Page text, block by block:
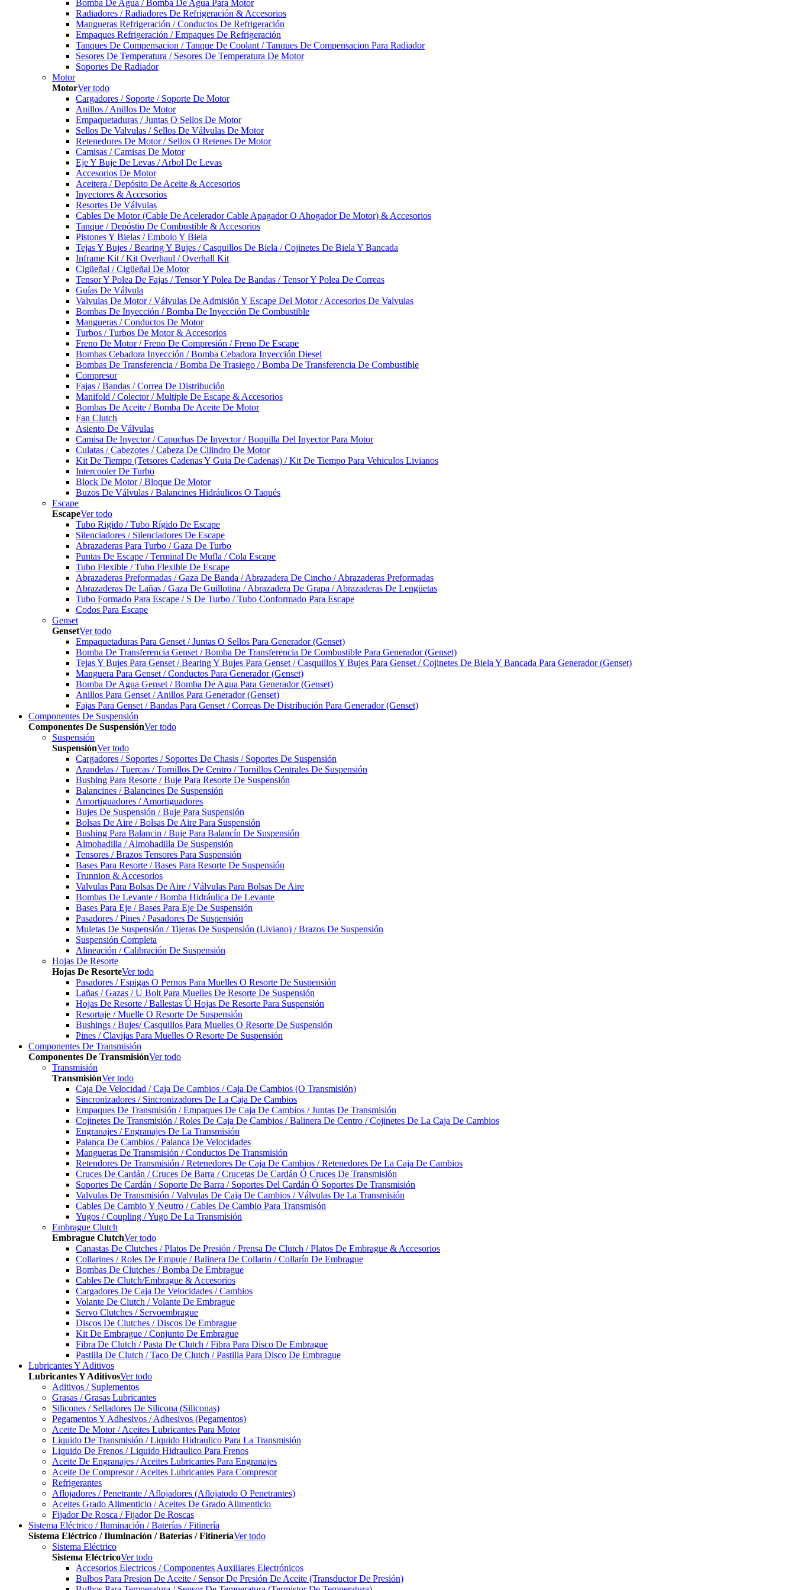
Bomba De Agua / Bomba De Agua Para Motor
Radiadores / Radiadores De Refrigeración & Accesorios
Mangueras Refrigeración / Conductos De Refrigeración
Empaques Refrigeración / Empaques De Refrigeración
Tanques De Compensacion / Tanque De Coolant / Tanques De Compensacion Para Radiador
Sesores De Temperatura / Sesores De Temperatura De Motor
Soportes De Radiador
Motor
MotorVer todo
Cargadores / Soporte / Soporte De Motor
Anillos / Anillos De Motor
Empaquetaduras / Juntas O Sellos De Motor
Sellos De Valvulas / Sellos De Válvulas De Motor
Retenedores De Motor / Sellos O Retenes De Motor
Camisas / Camisas De Motor
Eje Y Buje De Levas / Arbol De Levas
Accesorios De Motor
Aceitera / Depósito De Aceite & Accesorios
Inyectores & Accesorios
Resortes De Válvulas
Cables De Motor (Cable De Acelerador Cable Apagador O Ahogador De Motor) & Accesorios
Tanque / Depóstio De Combustible & Accesorios
Pistones Y Bielas / Embolo Y Biela
Tejas Y Bujes / Bearing Y Bujes / Casquillos De Biela / Cojinetes De Biela Y Bancada
Inframe Kit / Kit Overhaul / Overhall Kit
Cigüeñal / Cigüeñal De Motor
Tensor Y Polea De Fajas / Tensor Y Polea De Bandas / Tensor Y Polea De Correas
Guías De Válvula
Valvulas De Motor / Válvulas De Admisión Y Escape Del Motor / Accesorios De Valvulas
Bombas De Inyección / Bomba De Inyección De Combustible
Mangueras / Conductos De Motor
Turbos / Turbos De Motor & Accesorios
Freno De Motor / Freno De Compresión / Freno De Escape
Bombas Cebadora Inyección / Bomba Cebadora Inyección Diesel
Bombas De Transferencia / Bomba De Trasiego / Bomba De Transferencia De Combustible
Compresor
Fajas / Bandas / Correa De Distribución
Manifold / Colector / Multiple De Escape & Accesorios
Bombas De Aceite / Bomba De Aceite De Motor
Fan Clutch
Asiento De Válvulas
Camisa De Inyector / Capuchas De Inyector / Boquilla Del Inyector Para Motor
Culatas / Cabezotes / Cabeza De Cilindro De Motor
Kit De Tiempo (Tetsores Cadenas Y Guia De Cadenas) / Kit De Tiempo Para Vehiculos Livianos
Intercooler De Turbo
Block De Motor / Bloque De Motor
Buzos De Válvulas / Balancines Hidráulicos O Taqués
Escape
EscapeVer todo
Tubo Rigido / Tubo Rígido De Escape
Silenciadores / Silenciadores De Escape
Abrazaderas Para Turbo / Gaza De Turbo
Puntas De Escape / Terminal De Mufla / Cola Escape
Tubo Flexible / Tubo Flexible De Escape
Abrazaderas Preformadas / Gaza De Banda / Abrazadera De Cincho / Abrazaderas Preformadas
Abrazaderas De Lañas / Gaza De Guillotina / Abrazadera De Grapa / Abrazaderas De Lengüetas
Tubo Formado Para Escape / S De Turbo / Tubo Conformado Para Escape
Codos Para Escape
Genset
GensetVer todo
Empaquetaduras Para Genset / Juntas O Sellos Para Generador (Genset)
Bomba De Transferencia Genset / Bomba De Transferencia De Combustible Para Generador (Genset)
Tejas Y Bujes Para Genset / Bearing Y Bujes Para Genset / Casquillos Y Bujes Para Genset / Cojinetes De Biela Y Bancada Para Generador (Genset)
Manguera Para Genset / Conductos Para Generador (Genset)
Bomba De Agua Genset / Bomba De Agua Para Generador (Genset)
Anillos Para Genset / Anillos Para Generador (Genset)
Fajas Para Genset / Bandas Para Genset / Correas De Distribución Para Generador (Genset)
Componentes De Suspensión
Componentes De SuspensiónVer todo
Suspensión
SuspensiónVer todo
Cargadores / Soportes / Soportes De Chasis / Soportes De Suspensión
Arandelas / Tuercas / Tornillos De Centro / Tornillos Centrales De Suspensión
Bushing Para Resorte / Buje Para Resorte De Suspensión
Balancines / Balancines De Suspensión
Amortiguadores / Amortiguadores
Bujes De Suspensión / Buje Para Suspensión
Bolsas De Aire / Bolsas De Aire Para Suspensión
Bushing Para Balancin / Buje Para Balancín De Suspensión
Almohadilla / Almohadilla De Suspensión
Tensores / Brazos Tensores Para Suspensión
Bases Para Resorte / Bases Para Resorte De Suspensión
Trunnion & Accesorios
Valvulas Para Bolsas De Aire / Válvulas Para Bolsas De Aire
Bombas De Levante / Bomba Hidráulica De Levante
Bases Para Eje / Bases Para Eje De Suspensión
Pasadores / Pines / Pasadores De Suspensión
Muletas De Suspensión / Tijeras De Suspensión (Liviano) / Brazos De Suspensión
Suspensión Completa
Alineación / Calibración De Suspensión
Hojas De Resorte
Hojas De ResorteVer todo
Pasadores / Espigas O Pernos Para Muelles O Resorte De Suspensión
Lañas / Gazas / U Bolt Para Muelles De Resorte De Suspensión
Hojas De Resorte / Ballestas Ú Hojas De Resorte Para Suspensión
Resortaje / Muelle O Resorte De Suspensión
Bushings / Bujes/ Casquillos Para Muelles O Resorte De Suspensión
Pines / Clavijas Para Muelles O Resorte De Suspensión
Componentes De Transmisión
Componentes De TransmisiónVer todo
Transmisión
TransmisiónVer todo
Caja De Velocidad / Caja De Cambios / Caja De Cambios (O Transmisión)
Sincronizadores / Sincronizadores De La Caja De Cambios
Empaques De Transmisión / Empaques De Caja De Cambios / Juntas De Transmisión
Cojinetes De Transmisión / Roles De Caja De Cambios / Balinera De Centro / Cojinetes De La Caja De Cambios
Engranajes / Engranajes De La Transmisión
Palanca De Cambios / Palanca De Velocidades
Mangueras De Transmisión / Conductos De Transmisión
Retendores De Transmisión / Retenedores De Caja De Cambios / Retenedores De La Caja De Cambios
Cruces De Cardán / Cruces De Barra / Crucetas De Cardán Ó Cruces De Transmisión
Soportes De Cardán / Soporte De Barra / Soportes Del Cardán Ó Soportes De Transmisión
Valvulas De Transmisión / Valvulas De Caja De Cambios / Válvulas De La Transmisión
Cables De Cambio Y Neutro / Cables De Cambio Para Transmisón
Yugos / Coupling / Yugo De La Transmisión
Embrague Clutch
Embrague ClutchVer todo
Canastas De Clutches / Platos De Presión / Prensa De Clutch / Platos De Embrague & Accesorios
Collarines / Roles De Empuje / Balinera De Collarin / Collarín De Embrague
Bombas De Clutches / Bomba De Embrague
Cables De Clutch/Embrague & Accesorios
Cargadores De Caja De Velocidades / Cambios
Volante De Clutch / Volante De Embrague
Servo Clutches / Servoembrague
Discos De Clutches / Discos De Embrague
Kit De Embrague / Conjunto De Embrague
Fibra De Clutch / Pasta De Clutch / Fibra Para Disco De Embrague
Pastilla De Clutch / Taco De Clutch / Pastilla Para Disco De Embrague
Lubricantes Y Aditivos
Lubricantes Y AditivosVer todo
Aditivos / Suplementos
Grasas / Grasas Lubricantes
Silicones / Selladores De Silicona (Siliconas)
Pegamentos Y Adhesivos / Adhesivos (Pegamentos)
Aceite De Motor / Aceites Lubricantes Para Motor
Liquido De Transmisión / Liquido Hidraulico Para La Transmisión
Liquido De Frenos / Liquido Hidraulico Para Frenos
Aceite De Engranajes / Aceites Lubricantes Para Engranajes
Aceite De Compresor / Aceites Lubricantes Para Compresor
Refrigerantes
Aflojadores / Penetrante / Aflojadores (Aflojatodo O Penetrantes)
Aceites Grado Alimenticio / Aceites De Grado Alimenticio
Fijador De Rosca / Fijador De Roscas
Sistema Eléctrico / Iluminación / Baterías / Fitinería
Sistema Eléctrico / Iluminación / Baterías / FitineríaVer todo
Sistema Eléctrico
Sistema EléctricoVer todo
Accesorios Electricos / Componentes Auxiliares Electrónicos
Bulbos Para Presion De Aceite / Sensor De Presión De Aceite (Transductor De Presión)